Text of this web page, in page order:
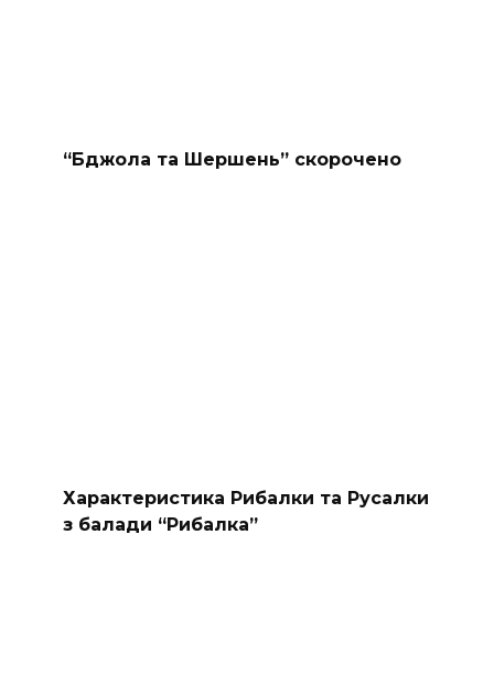
“Бджола та Шершень” скорочено
Характеристика Рибалки та Русалки
з балади “Рибалка”